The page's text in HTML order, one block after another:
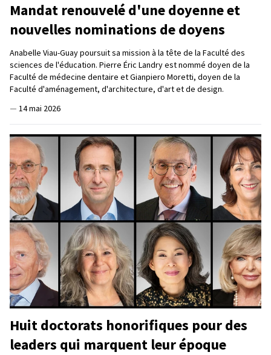
Mandat renouvelé d'une doyenne et
nouvelles nominations de doyens
Anabelle Viau-Guay poursuit sa mission à la tête de la Faculté des
sciences de l'éducation. Pierre Éric Landry est nommé doyen de la
Faculté de médecine dentaire et Gianpiero Moretti, doyen de la
Faculté d'aménagement, d'architecture, d'art et de design.
— 14 mai 2026
Huit doctorats honorifiques pour des
leaders qui marquent leur époque